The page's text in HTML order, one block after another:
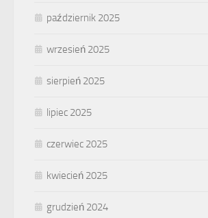
październik 2025
wrzesień 2025
sierpień 2025
lipiec 2025
czerwiec 2025
kwiecień 2025
grudzień 2024